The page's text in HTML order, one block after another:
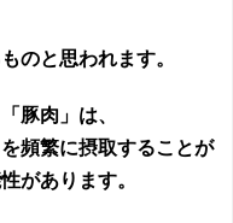
のと思われます。
豚肉」は、
頻繁に摂取することが
があります。